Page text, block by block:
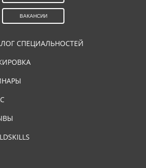
СПЕЦИАЛЬНОСТЕЙ
ВАКАНСИИ